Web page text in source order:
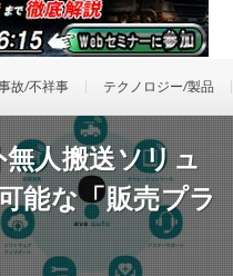
故/不祥事 テクノロジー/製品
人搬送ソリュ
能な「販売プラ